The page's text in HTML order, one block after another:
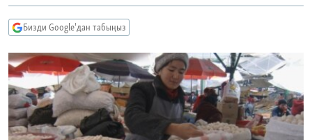
БҮГҮН АЗАТТЫКТА
ЭКСПЕРТТЕР ТАЛДАЙТ
БИЗ ЖАНА ДҮЙНӨ
ДАНИСТЕ
ЭЖЕ-СИҢДИЛЕР
АЗАТТЫК+
ПОДКАСТ
ӨЗГӨЧӨ ПИКИР
Русский
ОНЛАЙН ШЕРИНЕ
Бизди Google'дан табыңыз